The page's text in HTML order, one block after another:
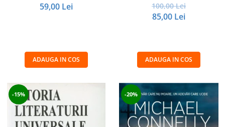
59,00 Lei
ADAUGA IN COS
100,00 Lei
85,00 Lei
ADAUGA IN COS
-15% -20%